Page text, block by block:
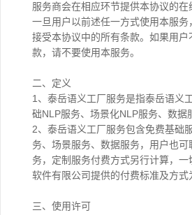
服务商会在相应环节提供本协议的在
一旦用户以前述任一方式使用本服务
接受本协议中的所有条款。如果用
款，请不要使用本服务。
二、定义
1、泰岳语义工厂服务是指泰岳语义
础NLP服务、场景化NLP服务、数据
2、泰岳语义工厂服务包含免费基础
务、场景服务、数据服务，用户也可
务，定制服务付费方式另行计算，
软件有限公司提供的付费标准及方式
三、使用许可